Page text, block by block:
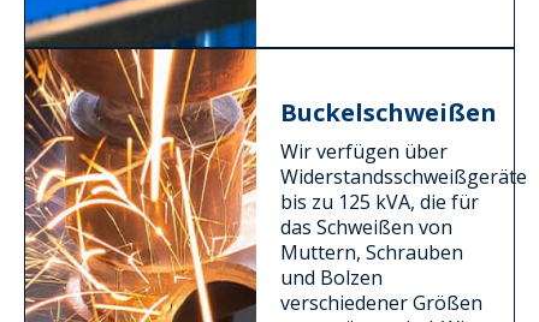
Buckelschweißen
Wir verfügen über
Widerstandsschweißgeräte
bis zu 125 kVA, die für
das Schweißen von
Muttern, Schrauben
und Bolzen
verschiedener Größen